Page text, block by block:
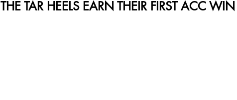
THE TAR HEELS EARN THEIR FIRST ACC